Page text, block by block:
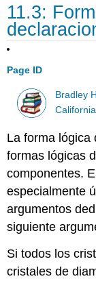
11.3:
Page ID
Bradley
La forma lógica
formas lógicas
componentes.
especialmente
argumentos
siguiente
Si todos los
cristales de